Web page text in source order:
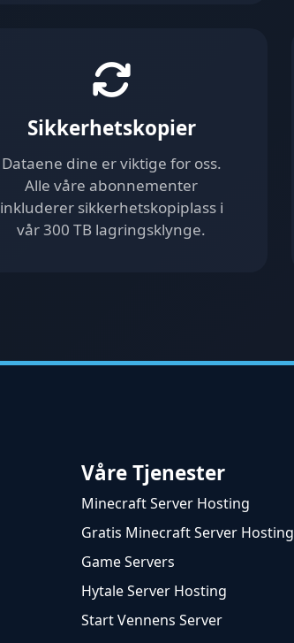
Sikkerhetskopier
Dataene dine er viktige for oss.
Alle våre abonnementer
inkluderer sikkerhetskopiplass i
vår 300 TB lagringsklynge.
Våre Tjenester
Minecraft Server Hosting
Gratis Minecraft Server Hosting
Game Servers
Hytale Server Hosting
Start Vennens Server